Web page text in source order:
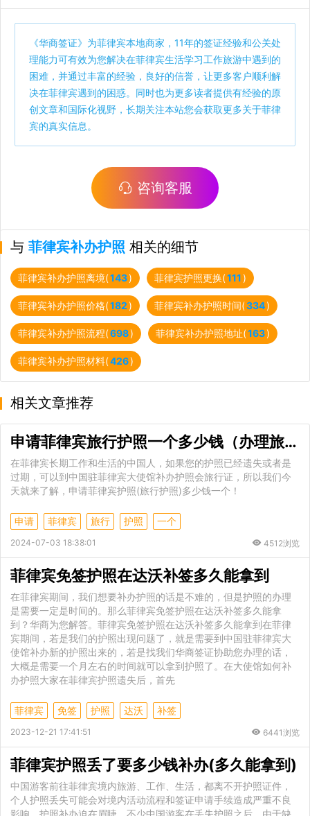
《华商签证》为菲律宾本地商家，11年的签证经验和公关处
理能力可有效为您解决在菲律宾生活学习工作旅游中遇到的
困难，并通过丰富的经验，良好的信誉，让更多客户顺利解
决在菲律宾遇到的困惑。同时也为更多读者提供有经验的原
创文章和国际化视野，长期关注本站您会获取更多关于菲律
宾的真实信息。
咨询客服
与 菲律宾补办护照 相关的细节
菲律宾补办护照离境(143) 菲律宾护照更换(111)
菲律宾补办护照价格(182) 菲律宾补办护照时间(334)
菲律宾补办护照流程(698) 菲律宾补办护照地址(163)
菲律宾补办护照材料(426)
相关文章推荐
申请菲律宾旅行护照一个多少钱（办理旅行证需要多久）
在菲律宾长期工作和生活的中国人，如果您的护照已经遗失或者是
过期，可以到中国驻菲律宾大使馆补办护照会旅行证，所以我们今
天就来了解，申请菲律宾护照(旅行护照)多少钱一个！
申请 菲律宾 旅行 护照 一个
2024-07-03 18:38:01 4512浏览
菲律宾免签护照在达沃补签多久能拿到
在菲律宾期间，我们想要补办护照的话是不难的，但是护照的办理
是需要一定是时间的。那么菲律宾免签护照在达沃补签多久能拿
到？华商为您解答。菲律宾免签护照在达沃补签多久能拿到在菲律
宾期间，若是我们的护照出现问题了，就是需要到中国驻菲律宾大
使馆补办新的护照出来的，若是找我们华商签证协助您办理的话，
大概是需要一个月左右的时间就可以拿到护照了。在大使馆如何补
办护照大家在菲律宾护照遗失后，首先
菲律宾 免签 护照 达沃 补签
2023-12-21 17:41:51 6441浏览
菲律宾护照丢了要多少钱补办(多久能拿到)
中国游客前往菲律宾境内旅游、工作、生活，都离不开护照证件，
个人护照丢失可能会对境内活动流程和签证申请手续造成严重不良